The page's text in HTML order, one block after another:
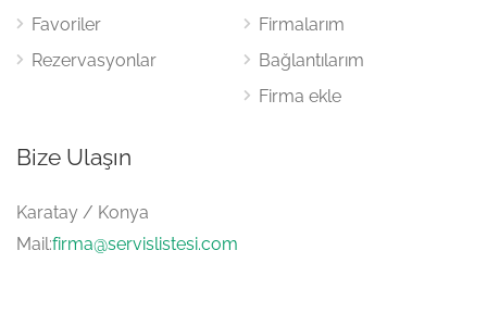
Favoriler
Rezervasyonlar
Firmalarım
Bağlantılarım
Firma ekle
Bize Ulaşın
Karatay / Konya
Mail:firma@servislistesi.com